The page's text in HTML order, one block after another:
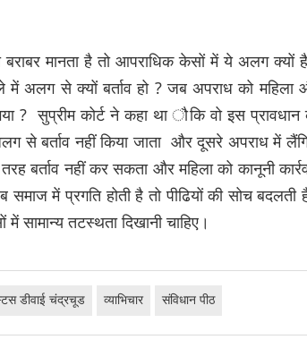
मानता है तो आपराधिक केसों में ये अलग क्यों
में अलग से क्यों बर्ताव हो ? जब अपराध को महिला
? सुप्रीम कोर्ट ने कहा था ौकि वो इस प्रावधान
से बर्ताव नहीं किया जाता और दूसरे अपराध में
बर्ताव नहीं कर सकता और महिला को कानूनी
में प्रगति होती है तो पीढियों की सोच बदलती
सामान्य तटस्थता दिखानी चाहिए।
डीवाई चंद्रचूड व्याभिचार संविधान पीठ